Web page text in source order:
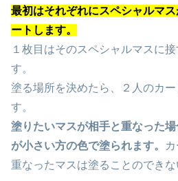
最初はそれぞれにスペシャルマ
ートします。
１枚目はそのスペシャルマスに
す。
塗る場所を決めたら、２人のカ
す。
塗りたいマスが相手と重なった
が小さい方の色で塗られます。
重なったマスは塗ることのできな